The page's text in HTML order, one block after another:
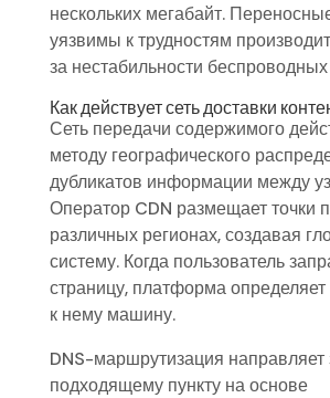
нескольких мегабайт.
уязвимы к трудностям
за нестабильности
Как действует сеть доставки
Сеть передачи содержимого
методу географического
дубликатов информации между
Оператор CDN размещает точки
различных регионах, создавая
систему. Когда пользователь
страницу, платформа
к нему машину.
DNS-маршрутизация направляет
подходящему пункту на основе